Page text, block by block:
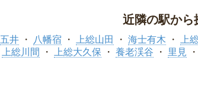
近隣の駅から
五井 八幡宿 上総山田 海士有木 上
上総川間
上総大久保 養老渓谷 里見